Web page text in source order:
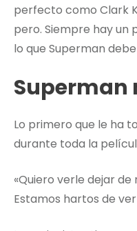
perfecto como Clark
pero. Siempre hay un
lo que Superman
Superman
Lo primero que le ha
durante toda la
«Quiero verle dejar
Estamos hartos de